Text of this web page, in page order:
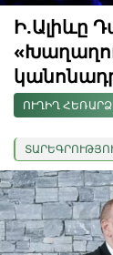
Ի.Ալիևը
ՈՒՂԻՂ